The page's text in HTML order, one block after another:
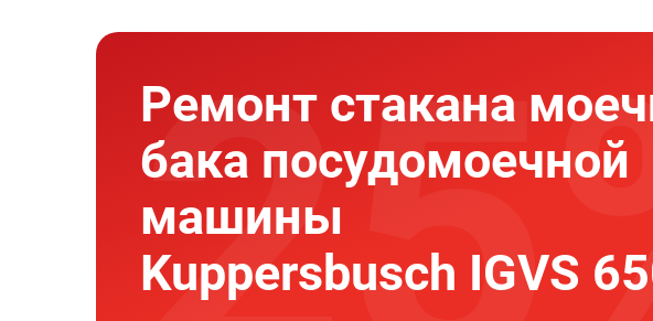
Ремонт стакана
бака посудомоечной
машины
Kuppersbusch IGVS